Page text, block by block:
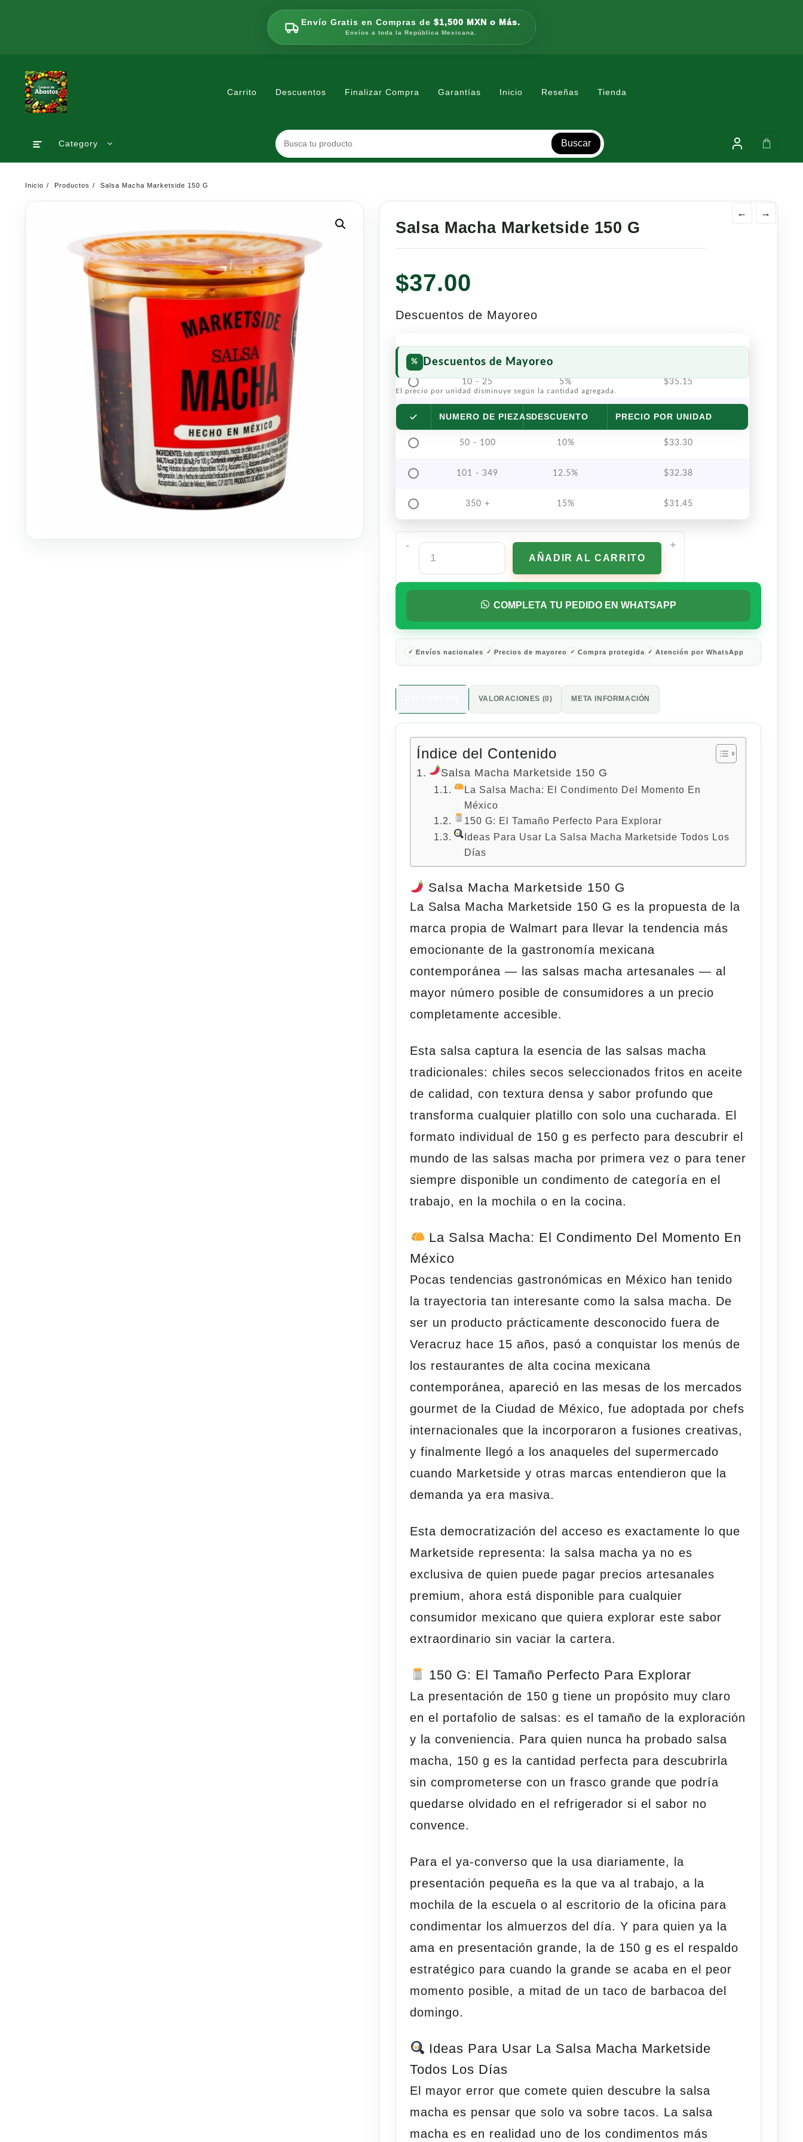
Envío Gratis en Compras de $1,500 MXN o Más.
Envíos a toda la República Mexicana.
Carrito Descuentos Finalizar Compra Garantías Inicio Reseñas Tienda
Category Buscar
Inicio Productos Salsa Macha Marketside 150 G
← →
Salsa Macha Marketside 150 G
$37.00
Descuentos de Mayoreo
Descuentos de Mayoreo
El precio por unidad disminuye según la cantidad agregada.
NUMERO DE PIEZASDESCUENTO PRECIO POR UNIDAD
10 - 25 5% $35.15
26 - 49 7.5% $34.23
50 - 100 10% $33.30
101 - 349 12.5% $32.38
350 + 15% $31.45
-
Salsa
Macha
Marketside
150
AÑADIR AL CARRITO
+
COMPLETA TU PEDIDO EN WHATSAPP
Envíos nacionales Precios de mayoreo Compra protegida Atención por WhatsApp
VALORACIONES (0) META INFORMACIÓN
Índice del Contenido
Salsa Macha Marketside 150 G
La Salsa Macha: El Condimento Del Momento En
México
150 G: El Tamaño Perfecto Para Explorar
Ideas Para Usar La Salsa Macha Marketside Todos Los
Días
Salsa Macha Marketside 150 G
La Salsa Macha Marketside 150 G es la propuesta de la
marca propia de Walmart para llevar la tendencia más
emocionante de la gastronomía mexicana
contemporánea — las salsas macha artesanales — al
mayor número posible de consumidores a un precio
completamente accesible.
Esta salsa captura la esencia de las salsas macha
tradicionales: chiles secos seleccionados fritos en aceite
de calidad, con textura densa y sabor profundo que
transforma cualquier platillo con solo una cucharada. El
formato individual de 150 g es perfecto para descubrir el
mundo de las salsas macha por primera vez o para tener
siempre disponible un condimento de categoría en el
trabajo, en la mochila o en lacocina.
La Salsa Macha: El Condimento Del Momento En
México
Pocas tendencias gastronómicas en México han tenido
la trayectoria tan interesante como la salsa macha. De
ser un producto prácticamente desconocido fuera de
Veracruz hace 15 años, pasó a conquistar los menús de
los restaurantes de alta cocina mexicana
contemporánea, apareció en las mesas de los mercados
gourmet de la Ciudad de México, fue adoptada por chefs
internacionales que la incorporaron a fusiones creativas,
y finalmente llegó a los anaqueles del supermercado
cuando Marketside y otras marcas entendieron que la
demanda ya era masiva.
Esta democratización del acceso es exactamente lo que
Marketside representa: la salsa macha ya no es
exclusiva de quien puede pagar precios artesanales
premium, ahora está disponible para cualquier
consumidor mexicano que quiera explorar este sabor
extraordinario sin vaciar lacartera.
150 G: El Tamaño Perfecto Para Explorar
La presentación de 150 g tiene un propósito muy claro
en el portafolio de salsas: es el tamaño de la exploración
y la conveniencia. Para quien nunca ha probado salsa
macha, 150 g es la cantidad perfecta para descubrirla
sin comprometerse con un frasco grande que podría
quedarse olvidado en el refrigerador si el sabor no
convence.
Para el ya-converso que la usa diariamente, la
presentación pequeña es la que va al trabajo, a la
mochila de la escuela o al escritorio de la oficina para
condimentar los almuerzos del día. Y para quien ya la
ama en presentación grande, la de 150 g es el respaldo
estratégico para cuando la grande se acaba en el peor
momento posible, a mitad de un taco de barbacoa del
domingo.
Ideas Para Usar La Salsa Macha Marketside
Todos Los Días
El mayor error que comete quien descubre la salsa
macha es pensar que solo va sobre tacos. La salsa
macha es en realidad uno de los condimentos más